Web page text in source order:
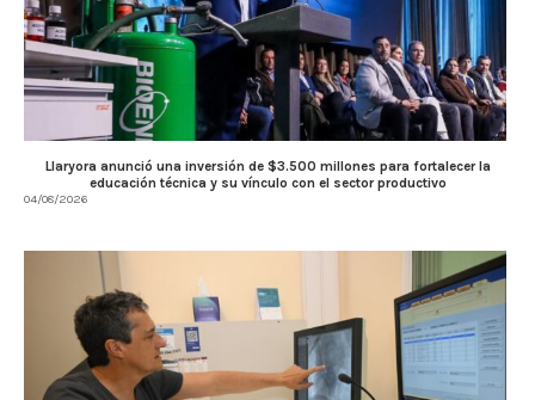
Llaryora anunció una inversión de $3.500 millones para fortalecer la
educación técnica y su vínculo con el sector productivo
04/08/2026